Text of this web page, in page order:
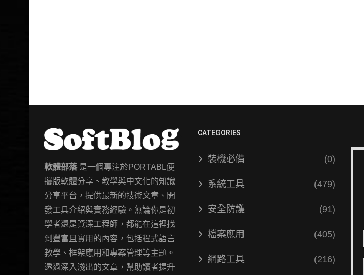
軟體部落是一個專注於PORTABL便
攜版軟體分享、教學與中文化的知識
分享平台，提供最新的技術文章、開
發工具介紹與實務經驗。無論你是初
學者還是資深工程師，都能在這裡找
到豐富且實用的內容，包括程式語言
教學、框架應用和專案管理等主題。
透過深入淺出的文章，幫助讀者提升
CATEGORIES
裝機必備 (0)
系統工具 (479)
安全防護 (91)
檔案應用 (405)
網路工具 (216)